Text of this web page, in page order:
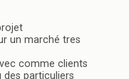
un marché tres
comme clients
particuliers